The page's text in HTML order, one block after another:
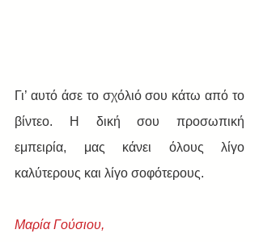
Γι’ αυτό άσε το σχόλιό σου κάτω από το
βίντεο. H δική σου προσωπική
εμπειρία, μας κάνει όλους λίγο
καλύτερους και λίγο σοφότερους.
Μαρία Γούσιου,